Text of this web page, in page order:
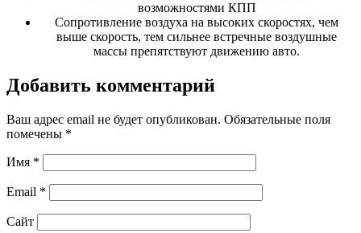
возможностями КПП
Сопротивление воздуха на высоких скоростях, чем
выше скорость, тем сильнее встречные воздушные
массы препятствуют движению авто.
Добавить комментарий
Ваш адрес email не будет опубликован. Обязательные поля
помечены *
Имя *
Email *
Сайт